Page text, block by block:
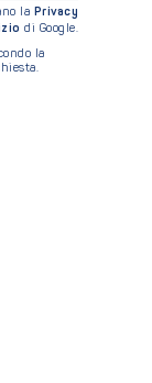
la Privacy
di Google.
la